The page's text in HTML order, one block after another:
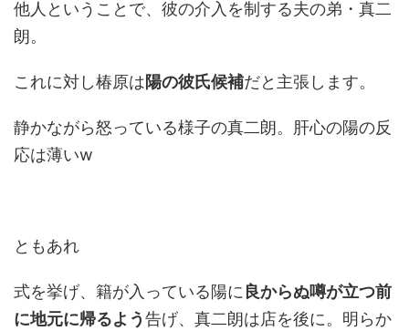
他人ということで、彼の介入を制する夫の弟・真二
朗。
これに対し椿原は陽の彼氏候補だと主張します。
静かながら怒っている様子の真二朗。肝心の陽の反
応は薄いw
ともあれ
式を挙げ、籍が入っている陽に 良からぬ噂が立つ前
に地元に帰るよう告げ、真二朗は店を後に。明らか